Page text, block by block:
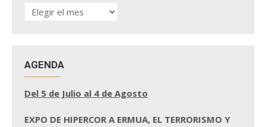
HISTÓRICO
DE
AGENDA
Del 5 de Julio al 4 de Agosto
EXPO DE HIPERCOR A ERMUA, EL TERRORISMO Y